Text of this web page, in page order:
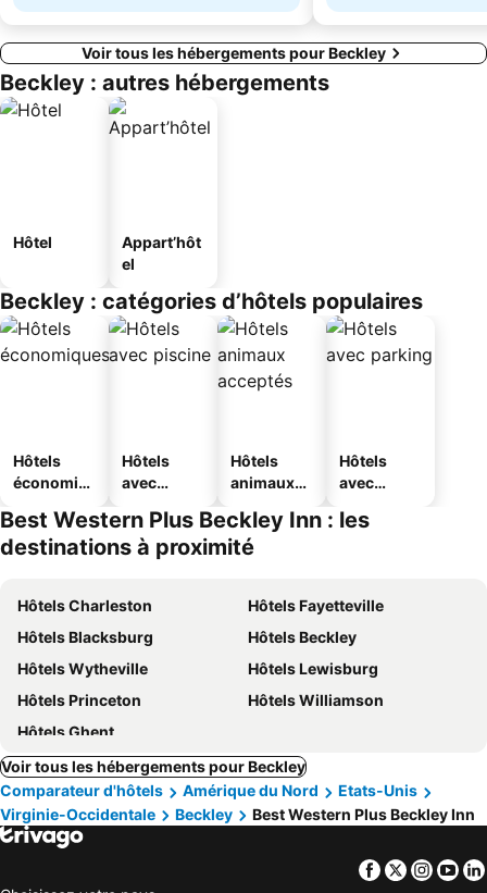
Voir tous les hébergements pour Beckley
Beckley : autres hébergements
Hôtel
Appart’hôt
el
Beckley : catégories d’hôtels populaires
Hôtels
économiq
Hôtels
avec
Hôtels
animaux
Hôtels
avec
Best Western Plus Beckley Inn : les
destinations à proximité
Hôtels Charleston
Hôtels Fayetteville
Hôtels Blacksburg
Hôtels Beckley
Hôtels Wytheville
Hôtels Lewisburg
Hôtels Princeton
Hôtels Williamson
Hôtels Ghent
Voir tous les hébergements pour Beckley
Comparateur d'hôtels
Amérique du Nord
Etats-Unis
Virginie-Occidentale
Beckley Best Western Plus Beckley Inn
Facebook
Twitter